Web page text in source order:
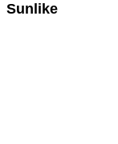
Sunlike